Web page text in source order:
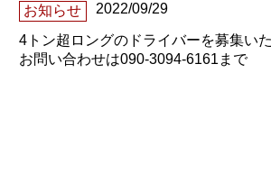
お知らせ 2022/09/29
4トン超ロングのドライバーを募集いた
お問い合わせは090-3094-6161まで